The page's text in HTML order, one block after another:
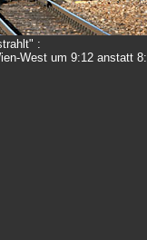
:
West um 9:12 anstatt